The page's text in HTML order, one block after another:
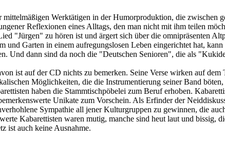
mittelmäßigen Werktätigen in der Humorproduktion, die
Reflexionen eines Alltags, den man nicht mit ihm teilen
"Jürgen" zu hören ist und ärgert sich über die omnipräsenten
und Garten in einem aufregungslosen Leben eingerichtet hat,
Und dann sind da noch die "Deutschen Senioren", die als
ist auf der CD nichts zu bemerken. Seine Verse wirken auf
Möglichkeiten, die die Instrumentierung seiner Band
haben die Stammtischpöbelei zum Beruf erhoben.
Unikate zum Vorschein. Als Erfinder der
Sympathie all jener Kulturgruppen zu gewinnen, die
Kabarettisten waren mutig, manche sind heut laut und
ist auch keine Ausnahme.